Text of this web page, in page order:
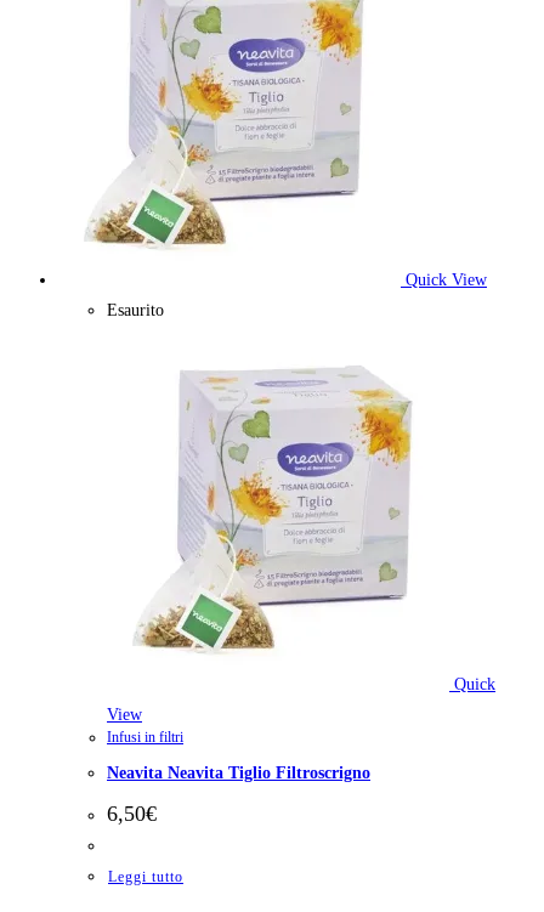
Quick View
Esaurito
Quick
View
Infusi in filtri
Neavita Neavita Tiglio Filtroscrigno
6,50€
Leggi tutto